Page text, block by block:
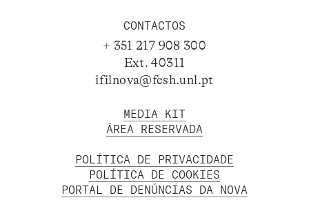
CONTACTOS
+ 351 217 908 300
Ext. 40311
ifilnova@fcsh.unl.pt
MEDIA KIT
ÁREA RESERVADA
POLÍTICA DE PRIVACIDADE
POLÍTICA DE COOKIES
PORTAL DE DENÚNCIAS DA NOVA